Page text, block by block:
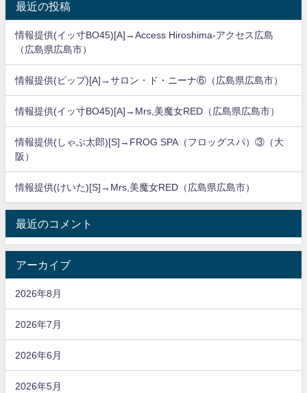
最近の投稿
情報提供(イッ寸BO45)[A]→Access Hiroshima-アクセス広島
（広島県広島市）
情報提供(ピップ)[A]→サロン・ド・ニーナ⑥（広島県広島市）
情報提供(イッ寸BO45)[A]→Mrs,美魔女RED（広島県広島市）
情報提供(しゃぶ太郎)[S]→FROG SPA（フロッグスパ）③（大
阪）
情報提供(けいた)[S]→Mrs,美魔女RED（広島県広島市）
最近のコメント
アーカイブ
2026年8月
2026年7月
2026年6月
2026年5月